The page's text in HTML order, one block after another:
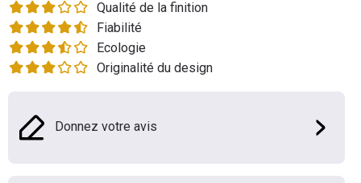
Moto
Marques
Qualité de la finition
Fiabilité
Ecologie
Originalité du design
Donnez votre avis